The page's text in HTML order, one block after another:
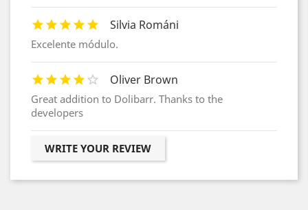
Silvia Románi
Excelente módulo.
Oliver Brown
Great addition to Dolibarr. Thanks to the
developers
WRITE YOUR REVIEW